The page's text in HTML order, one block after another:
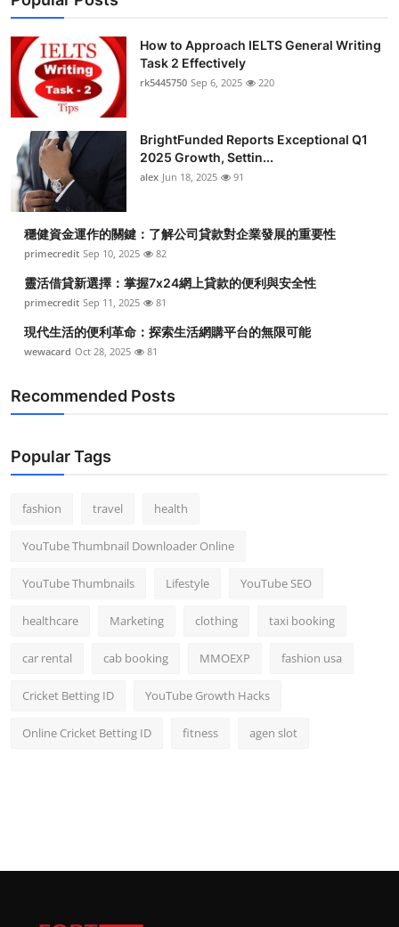
How to Approach IELTS General Writing
Task 2 Effectively
rk5445750 Sep 6, 2025 220
BrightFunded Reports Exceptional Q1
2025 Growth, Settin...
alex Jun 18, 2025 91
穩健資金運作的關鍵：了解公司貸款對企業發展的重要性
primecredit Sep 10, 2025 82
靈活借貸新選擇：掌握7x24網上貸款的便利與安全性
primecredit Sep 11, 2025 81
現代生活的便利革命：探索生活網購平台的無限可能
wewacard Oct 28, 2025 81
Recommended Posts
Popular Tags
fashion travel health
YouTube Thumbnail Downloader Online
YouTube Thumbnails Lifestyle YouTube SEO
healthcare Marketing clothing taxi booking
car rental cab booking MMOEXP fashion usa
Cricket Betting ID YouTube Growth Hacks
Online Cricket Betting ID fitness agen slot